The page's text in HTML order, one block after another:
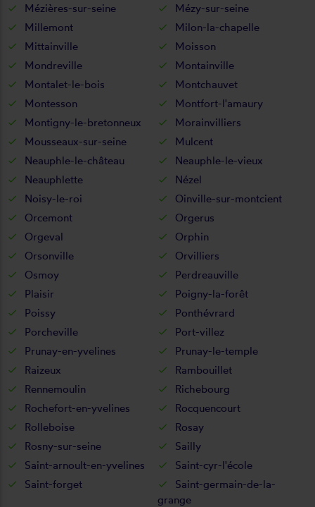
Mézières-sur-seine
Mézy-sur-seine
Millemont
Milon-la-chapelle
Mittainville
Moisson
Mondreville
Montainville
Montalet-le-bois
Montchauvet
Montesson
Montfort-l'amaury
Montigny-le-bretonneux
Morainvilliers
Mousseaux-sur-seine
Mulcent
Neauphle-le-château
Neauphle-le-vieux
Neauphlette
Nézel
Noisy-le-roi
Oinville-sur-montcient
Orcemont
Orgerus
Orgeval
Orphin
Orsonville
Orvilliers
Osmoy
Perdreauville
Plaisir
Poigny-la-forêt
Poissy
Ponthévrard
Porcheville
Port-villez
Prunay-en-yvelines
Prunay-le-temple
Raizeux
Rambouillet
Rennemoulin
Richebourg
Rochefort-en-yvelines
Rocquencourt
Rolleboise
Rosay
Rosny-sur-seine
Sailly
Saint-arnoult-en-yvelines
Saint-cyr-l'école
Saint-forget
Saint-germain-de-la-
grange